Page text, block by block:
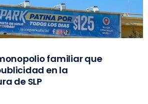
familiar que
en la
de SLP